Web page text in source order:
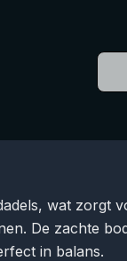
wat zorgt
De zachte
in balans.